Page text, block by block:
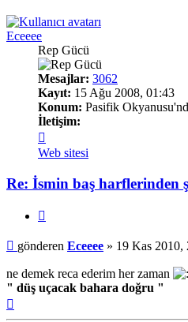
Eceeee
Rep Gücü
Mesajlar: 3062
Kayıt: 15 Ağu 2008, 01:43
Konum: Pasifik
İletişim:
Eceeee
Web sitesi
Re: İsmin baş harflerinden
Mesaj
gönderen Eceeee » 19 Kas 2010,
ne demek reca ederim her zaman
" düş uçacak bahara doğru "